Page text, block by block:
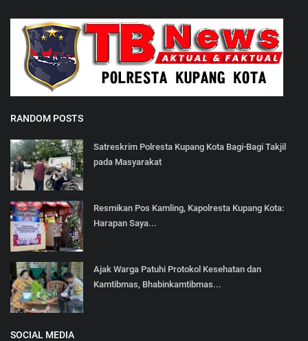
RANDOM POSTS
Satreskrim Polresta Kupang Kota Bagi-Bagi Takjil
pada Masyarakat
Resmikan Pos Kamling, Kapolresta Kupang Kota:
Harapan Saya...
Ajak Warga Patuhi Protokol Kesehatan dan
Kamtibmas, Bhabinkamtibmas...
SOCIAL MEDIA